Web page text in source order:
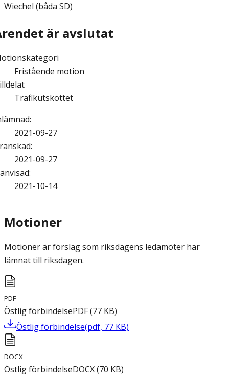
Wiechel (båda SD)
är avslutat
Fristående motion
Trafikutskottet
:
2021-09-27
:
2021-09-27
:
2021-10-14
Motioner
Motioner är förslag som riksdagens ledamöter har
lämnat till riksdagen.
PDF
Östlig förbindelsePDF(77 KB)
Östlig förbindelse(pdf, 77 KB)
DOCX
Östlig förbindelseDOCX(70 KB)